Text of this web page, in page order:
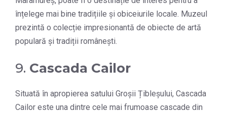
înțelege mai bine tradițiile și obiceiurile locale. Muzeul
prezintă o colecție impresionantă de obiecte de artă
populară și tradiții românești.
9. Cascada Cailor
Situată în apropierea satului Groșii Țibleșului, Cascada
Cailor este una dintre cele mai frumoase cascade din